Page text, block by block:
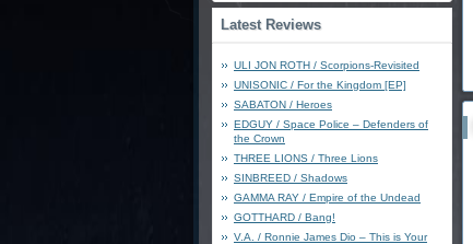
Latest Reviews
ULI JON ROTH / Scorpions-Revisited
UNISONIC / For the Kingdom [EP]
SABATON / Heroes
EDGUY / Space Police – Defenders of
the Crown
THREE LIONS / Three Lions
SINBREED / Shadows
GAMMA RAY / Empire of the Undead
GOTTHARD / Bang!
V.A. / Ronnie James Dio – This is Your